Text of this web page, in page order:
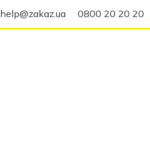
help@zakaz.ua 0800 20 20 20